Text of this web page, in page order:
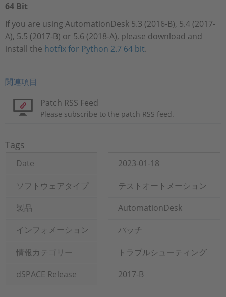
64 Bit
If you are using AutomationDesk 5.3 (2016-B), 5.4 (2017-
A), 5.5 (2017-B) or 5.6 (2018-A), please download and
install the hotfix for Python 2.7 64 bit.
関連項目
Patch RSS Feed
Please subscribe to the patch RSS feed.
Tags
Date
2023-01-18
ソフトウェアタイプ
テストオートメーション
製品
AutomationDesk
インフォメーション
パッチ
情報カテゴリー
トラブルシューティング
dSPACE Release
2017-B